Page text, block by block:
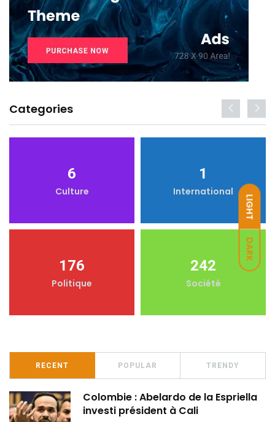
LIGHT
DARK
Categories
6
Culture
1
International
176
Politique
242
Société
RECENT POPULAR TRENDY
Colombie : Abelardo de la Espriella
investi président à Cali